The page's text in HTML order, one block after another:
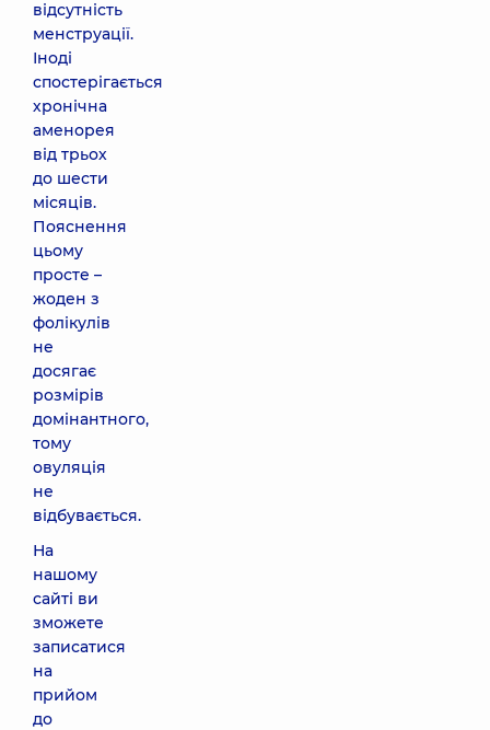
відсутність
менструації.
Іноді
спостерігається
хронічна
аменорея
від трьох
до шести
місяців.
Пояснення
цьому
просте –
жоден з
фолікулів
не
досягає
розмірів
домінантного,
тому
овуляція
не
відбувається.
На
нашому
сайті ви
зможете
записатися
на
прийом
до